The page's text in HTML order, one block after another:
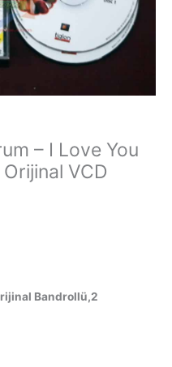
– I Love You
VCD
Bandrollü,2